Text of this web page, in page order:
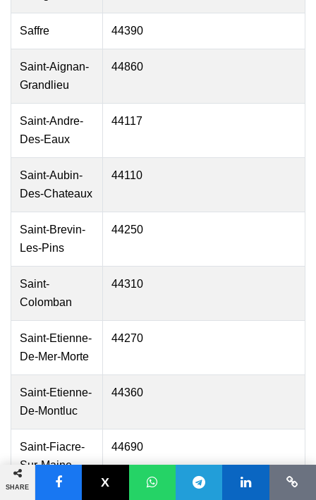
SHARE
Saffre 44390
Saint-Aignan-
Grandlieu
44860
Saint-Andre-
Des-Eaux
44117
Saint-Aubin-
Des-Chateaux
44110
Saint-Brevin-
Les-Pins
44250
Saint-
Colomban
44310
Saint-Etienne-
De-Mer-Morte
44270
Saint-Etienne-
De-Montluc
44360
Saint-Fiacre-
Sur-Maine
44690